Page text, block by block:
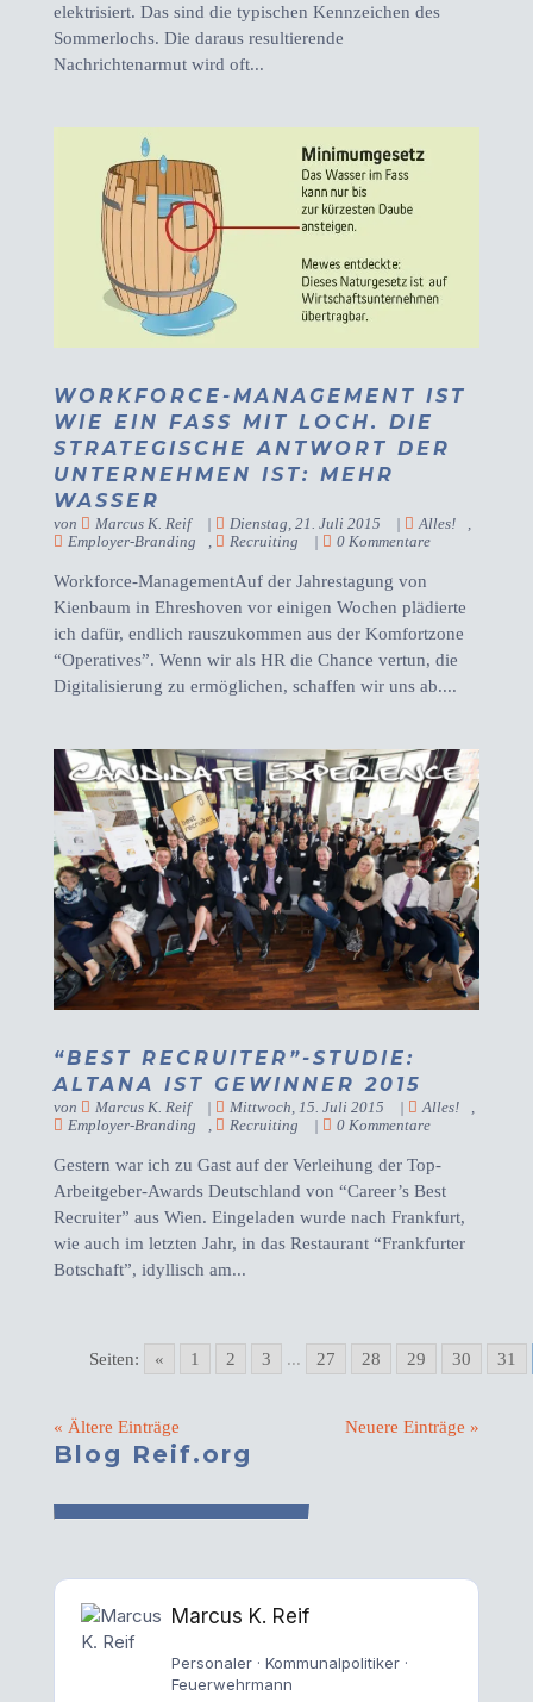
elektrisiert. Das sind die typischen Kennzeichen des
Sommerlochs. Die daraus resultierende
Nachrichtenarmut wird oft...
WORKFORCE-MANAGEMENT IST
WIE EIN FASS MIT LOCH. DIE
STRATEGISCHE ANTWORT DER
UNTERNEHMEN IST: MEHR
WASSER
von Marcus K. Reif | Dienstag, 21. Juli 2015 | Alles!
Employer-Branding
Recruiting | 0 Kommentare
Workforce-ManagementAuf der Jahrestagung von
Kienbaum in Ehreshoven vor einigen Wochen plädierte
ich dafür, endlich rauszukommen aus der Komfortzone
“Operatives”. Wenn wir als HR die Chance vertun, die
Digitalisierung zu ermöglichen, schaffen wir uns ab....
“BEST RECRUITER”-STUDIE:
ALTANA IST GEWINNER 2015
von Marcus K. Reif | Mittwoch, 15. Juli 2015 | Alles!
,
Employer-Branding
, Recruiting | 0 Kommentare
Gestern war ich zu Gast auf der Verleihung der Top-
Arbeitgeber-Awards Deutschland von “Career’s Best
Recruiter” aus Wien. Eingeladen wurde nach Frankfurt,
wie auch im letzten Jahr, in das Restaurant “Frankfurter
Botschaft”, idyllisch am...
Seiten: « 1 2 3 ... 27 28 29 30 31
« Ältere Einträge Neuere Einträge »
Blog Reif.org
Marcus K. Reif
Personaler · Kommunalpolitiker ·
Feuerwehrmann